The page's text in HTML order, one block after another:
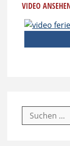
VIDEO
Suchen
nach: